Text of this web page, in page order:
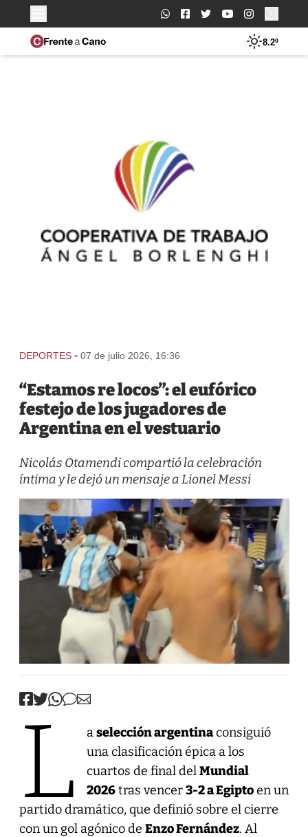
Buscar:
8.2º
DEPORTES - 07 de julio 2026, 16:36
“Estamos re locos”: el eufórico
festejo de los jugadores de
Argentina en el vestuario
Nicolás Otamendi compartió la celebración
íntima y le dejó un mensaje a Lionel Messi
L aselección argentinaconsiguió
una clasificación épica a los
cuartos de final delMundial
2026tras vencer3-2 a Egiptoen un
partido dramático, que definió sobre el cierre
con un gol agónico de Enzo Fernández. Al